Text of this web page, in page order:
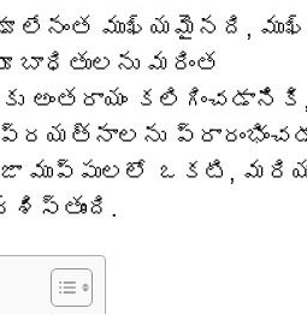
లేనంత ముఖ్యమైనది,
బాధితులను మరింత
అంతరాయం కలిగించడానికి,
ఒకటి,